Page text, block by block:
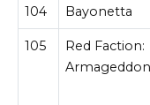
104 Bayonetta
105
Red Faction:
Armageddon